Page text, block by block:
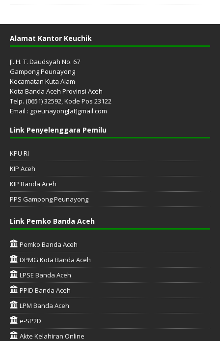
Alamat Kantor Keuchik
Jl. H. T. Daudsyah No. 67
Gampong Peunayong
Kecamatan Kuta Alam
Kota Banda Aceh Provinsi Aceh
Telp. (0651) 32592, Kode Pos 23122
Email : gpeunayong[at]gmail.com
Link Penyelenggara Pemilu
KPU RI
KIP Aceh
KIP Banda Aceh
PPS Gampong Peunayong
Link Pemko Banda Aceh
Pemko Banda Aceh
DPMG Kota Banda Aceh
LPSE Banda Aceh
PPID Banda Aceh
LPM Banda Aceh
e-SP2D
Akte Kelahiran Online